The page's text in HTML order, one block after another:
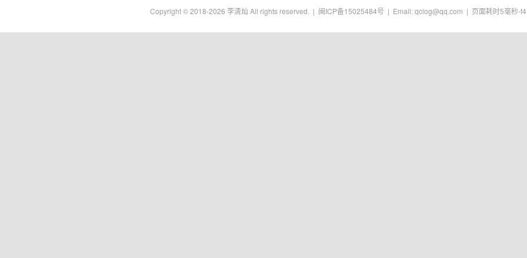
Copyright © 2018-2026 李清灿 All rights reserved. | 闽ICP备15025484号 | Email:qclog@qq.com | 页面耗时5毫秒-